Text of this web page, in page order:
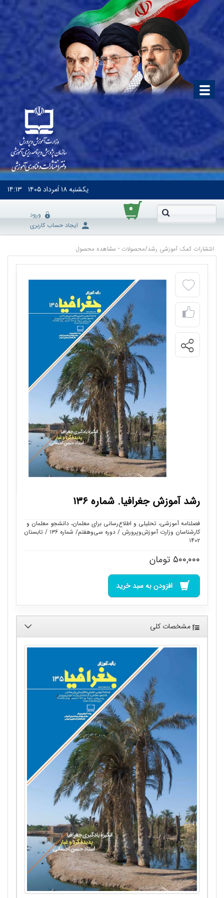
یکشنبه۱۸ اَمرداد ۱۴۰۵ ۱۴:۱۳
۰
ورود
ایجاد حساب کاربری
انتشارات کمک آموزشی رشد/محصولات - مشاهده محصول
رشد آموزش جغرافیا. شماره ۱۳۶
فصلنامه آموزشی، تحلیلی و اطلاع‌رسانی برای معلمان، دانشجو معلمان و
کارشناسان وزارت آموزش‌وپرورش / دوره سی‌وهفتم/ شماره ۱۳۶ / تابستان
۱۴۰۲
۵۰۰,۰۰۰ تومان
افزودن به سبد خرید
مشخصات کلی